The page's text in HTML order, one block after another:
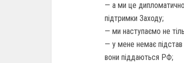
— а ми це
підтримки Заходу;
— ми наступаємо не
— у мене немає підстав
вони піддаються РФ;